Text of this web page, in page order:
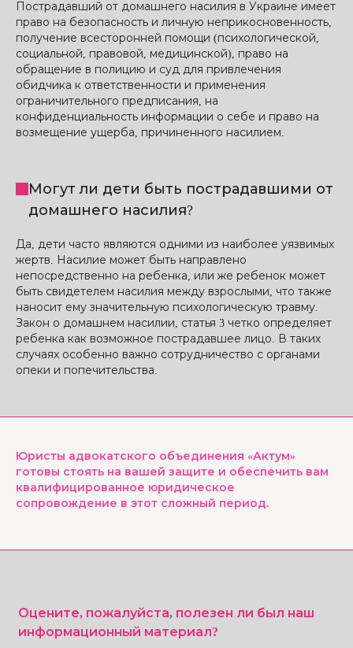
Пострадавший от домашнего насилия в Украине имеет
право на безопасность и личную неприкосновенность,
получение всесторонней помощи (психологической,
социальной, правовой, медицинской), право на
обращение в полицию и суд для привлечения
обидчика к ответственности и применения
ограничительного предписания, на
конфиденциальность информации о себе и право на
возмещение ущерба, причиненного насилием.
Могут ли дети быть пострадавшими от
домашнего насилия?
Да, дети часто являются одними из наиболее уязвимых
жертв. Насилие может быть направлено
непосредственно на ребенка, или же ребенок может
быть свидетелем насилия между взрослыми, что также
наносит ему значительную психологическую травму.
Закон о домашнем насилии, статья 3 четко определяет
ребенка как возможное пострадавшее лицо. В таких
случаях особенно важно сотрудничество с органами
опеки и попечительства.
Юристы адвокатского объединения «Актум»
готовы стоять на вашей защите и обеспечить вам
квалифицированное юридическое
сопровождение в этот сложный период.
Оцените, пожалуйста, полезен ли был наш
информационный материал?